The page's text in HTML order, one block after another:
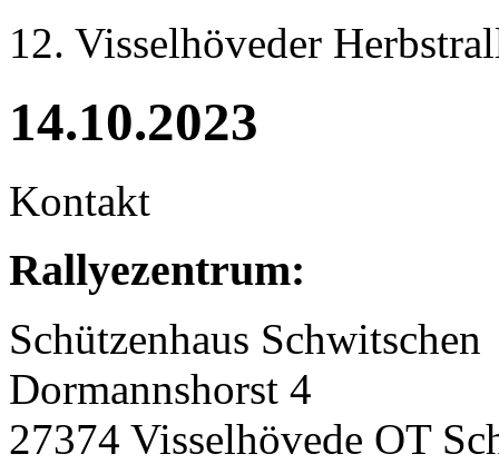
12. Visselhöveder
14.10.2023
Kontakt
Rallyezentrum:
Schützenhaus Schwitschen
Dormannshorst 4
27374 Visselhövede OT